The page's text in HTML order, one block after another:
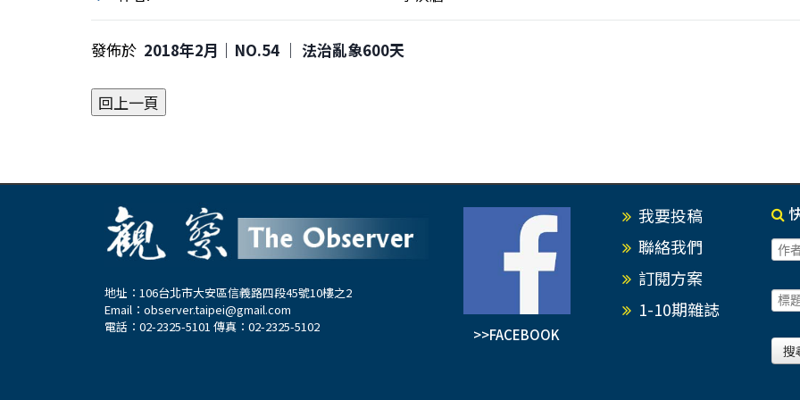
發佈於 2018年2月｜NO.54 │ 法治亂象600天
地址：106台北市大安區信義路四段45號10樓之2
Email： observer.taipei@gmail.com
電話：02-2325-5101 傳真：02-2325-5102
>>FACEBOOK
我要投稿
聯絡我們
訂閱方案
1-10期雜誌